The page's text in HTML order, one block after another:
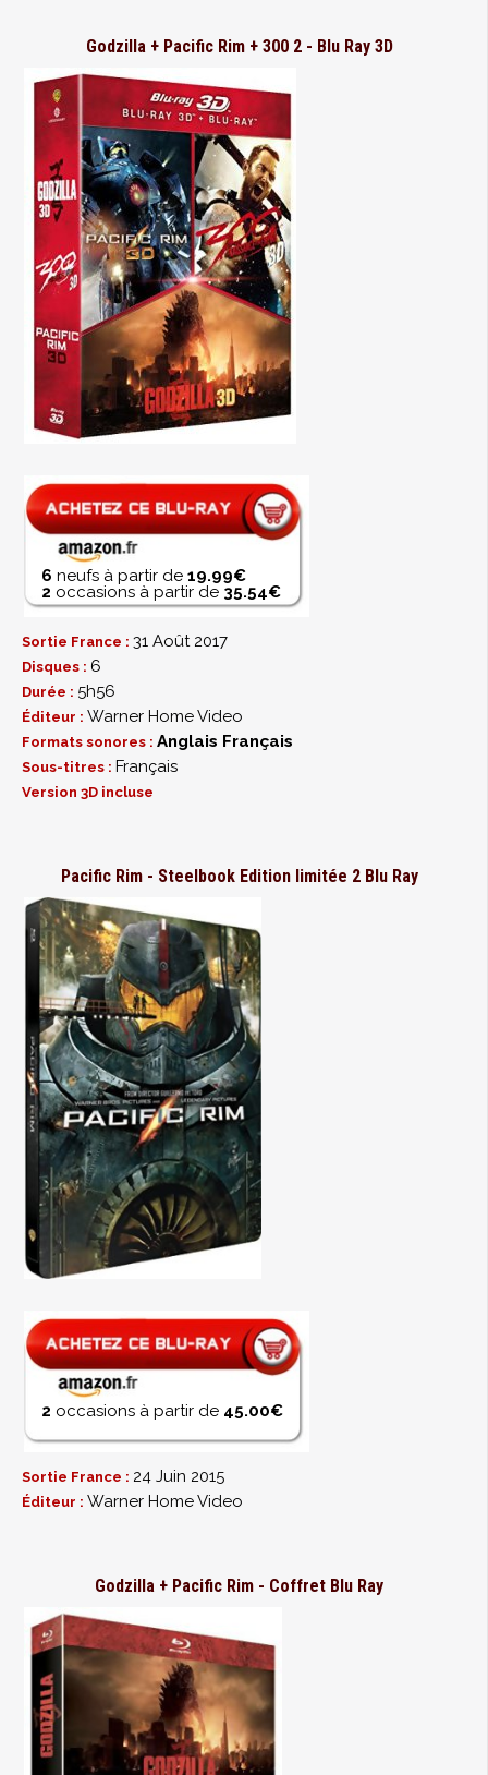
Godzilla + Pacific Rim + 300 2 - Blu Ray 3D
6 neufs à partir de 19.99€
2 occasions à partir de 35.54€
Sortie France : 31 Août 2017
Disques : 6
Durée : 5h56
Éditeur : Warner Home Video
Formats sonores : Anglais Français
Sous-titres : Français
Version 3D incluse
Pacific Rim - Steelbook Edition limitée 2 Blu Ray
2 occasions à partir de 45.00€
Sortie France : 24 Juin 2015
Éditeur : Warner Home Video
Godzilla + Pacific Rim - Coffret Blu Ray